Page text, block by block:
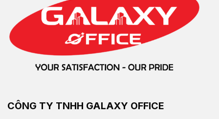
CÔNG TY TNHH GALAXY OFFICE